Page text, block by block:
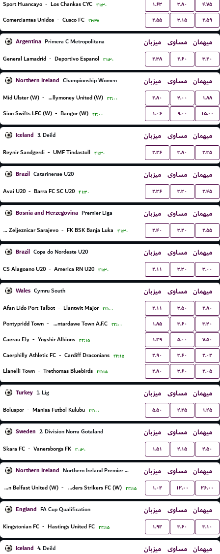
Sport Huancayo - Los Chankas CYC ۲۱:۳۰ ۱.۶۳ ۳.۸۰ ۴.۷۵
Comerciantes Unidos - Cusco FC ۲۳:۴۵ ۲.۵۵ ۳.۱۵ ۲.۵۹
Argentina Primera C Metropolitana میزبان مساوی میهمان
General Lamadrid - Deportivo Espanol ۲۱:۳۰ ۲.۳۸ ۲.۶۰ ۳.۲۰
Northern Ireland Championship Women میزبان مساوی میهمان
Mid Ulster (W) - Ballymoney United (W) ۲۲:۰۰ ۲.۸۰ ۴.۰۰ ۱.۸۸
Sion Swifts LFC (W) - Bangor (W) ۲۲:۰۰ ۱.۰۶ ۹.۰۰ ۱۵.۰۰
Iceland 3. Deild میزبان مساوی میهمان
Reynir Sandgerdi - UMF Tindastoll ۲۱:۳۰ ۲.۲۶ ۳.۸۰ ۲.۳۵
Brazil Catarinense U20 میزبان مساوی میهمان
Avai U20 - Barra FC SC U20 ۲۱:۳۰ ۲.۳۶ ۳.۳۰ ۲.۴۵
Bosnia and Herzegovina Premier Liga میزبان مساوی میهمان
FK Zeljeznicar Sarajevo - FK BSK Banja Luka ۲۱:۳۰ ۲.۴۰ ۳.۲۰ ۲.۵۵
Brazil Copa do Nordeste U20 میزبان مساوی میهمان
CS Alagoano U20 - America RN U20 ۲۱:۳۰ ۲.۱۱ ۳.۳۰ ۳.۰۰
Wales Cymru South میزبان مساوی میهمان
Afan Lido Port Talbot - Llantwit Major ۲۲:۰۰ ۲.۱۱ ۳.۵۰ ۲.۸۰
Pontypridd Town - Pontardawe Town A.F.C. ۲۲:۰۰ ۱.۸۵ ۳.۶۰ ۳.۴۰
Caerau Ely - Ynyshir Albions ۲۲:۱۵ ۱.۲۹ ۵.۰۰ ۷.۵۰
Caerphilly Athletic FC - Cardiff Draconians ۲۲:۱۵ ۲.۹۰ ۳.۶۰ ۲.۰۲
Llanelli Town - Trethomas Bluebirds ۲۲:۱۵ ۲.۸۰ ۳.۶۰ ۲.۰۵
Turkey 1. Lig میزبان مساوی میهمان
Boluspor - Manisa Futbol Kulubu ۲۲:۰۰ ۵.۵۰ ۴.۲۵ ۱.۴۵
Sweden 2. Division Norra Gotaland میزبان مساوی میهمان
Skara FC - Vanersborgs FK ۲۰:۳۰ ۱.۵۱ ۴.۱۵ ۴.۵۰
Northern Ireland Northern Ireland Premier League Women میزبان مساوی میهمان
Glentoran Belfast United (W) - Crusaders Strikers FC (W) ۲۲:۱۵ ۱.۰۲ ۱۲.۰۰ ۲۶.۰۰
England FA Cup Qualification میزبان مساوی میهمان
Kingstonian FC - Hastings United FC ۲۲:۱۵ ۱.۹۲ ۳.۶۰ ۳.۱۰
Iceland 4. Deild میزبان مساوی میهمان